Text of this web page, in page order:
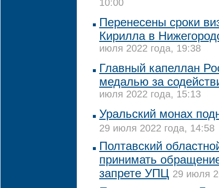
10:00
Перенесены сроки
Кирилла в
июля 2022 года, 19:38
Главный капеллан
медалью за
июля 2022 года, 15:13
Уральский монах
29 июля 2022 года, 14:58
Полтавский
принимать
запрете УПЦ 29 июля